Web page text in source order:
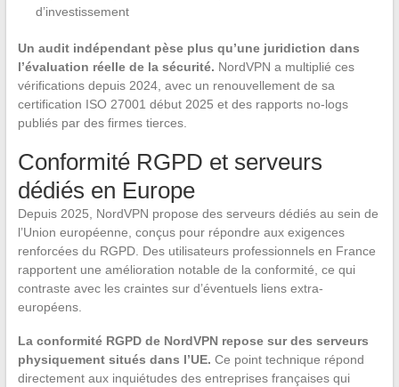
d’investissement
Un audit indépendant pèse plus qu’une juridiction dans
l’évaluation réelle de la sécurité. NordVPN a multiplié ces
vérifications depuis 2024, avec un renouvellement de sa
certification ISO 27001 début 2025 et des rapports no-logs
publiés par des firmes tierces.
Conformité RGPD et serveurs
dédiés en Europe
Depuis 2025, NordVPN propose des serveurs dédiés au sein de
l’Union européenne, conçus pour répondre aux exigences
renforcées du RGPD. Des utilisateurs professionnels en France
rapportent une amélioration notable de la conformité, ce qui
contraste avec les craintes sur d’éventuels liens extra-
européens.
La conformité RGPD de NordVPN repose sur des serveurs
physiquement situés dans l’UE. Ce point technique répond
directement aux inquiétudes des entreprises françaises qui